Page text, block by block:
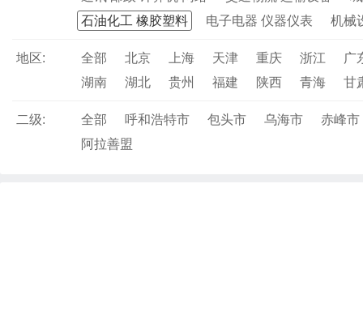
石油化工 橡胶塑料
电子电器 仪器仪表 机械
地区: 全部 北京 上海 天津 重庆 浙江
广
湖南
湖北 贵州 福建 陕西 青海 甘
二级: 全部 呼和浩特市 包头市 乌海市
赤峰市
阿拉善盟